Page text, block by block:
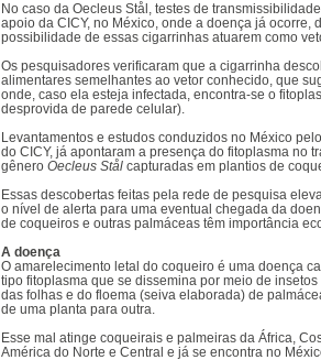
No caso da Oecleus Stål, testes de
apoio da CICY, no México, onde a doença já ocorre,
possibilidade de essas cigarrinhas atuarem como
Os pesquisadores verificaram que a cigarrinha
alimentares semelhantes ao vetor conhecido, que
onde, caso ela esteja infectada, encontra-se o
desprovida de parede celular).
Levantamentos e estudos conduzidos no México
do CICY, já apontaram a presença do fitoplasma no
gênero Oecleus Stål capturadas em plantios de
Essas descobertas feitas pela rede de pesquisa
o nível de alerta para uma eventual chegada da
de coqueiros e outras palmáceas têm importância
A doença
O amarelecimento letal do coqueiro é uma doença
tipo fitoplasma que se dissemina por meio de
das folhas e do floema (seiva elaborada) de
de uma planta para outra.
Esse mal atinge coqueirais e palmeiras da África,
América do Norte e Central e já se encontra no